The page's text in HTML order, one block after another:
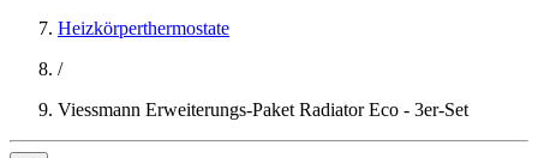
Heizkörperthermostate
/
Viessmann Erweiterungs-Paket Radiator Eco - 3er-Set